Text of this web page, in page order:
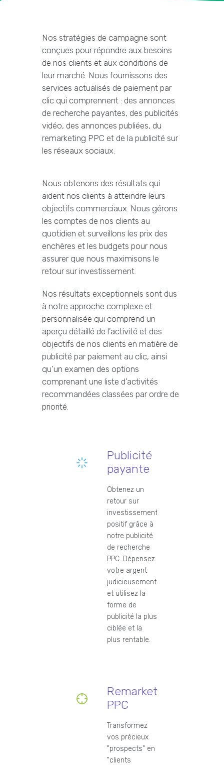
Nos stratégies de campagne sont
conçues pour répondre aux besoins
de nos clients et aux conditions de
leur marché. Nous fournissons des
services actualisés de paiement par
clic qui comprennent : des annonces
de recherche payantes, des publicités
vidéo, des annonces publiées, du
remarketing PPC et de la publicité sur
les réseaux sociaux.
Nous obtenons des résultats qui
aident nos clients à atteindre leurs
objectifs commerciaux. Nous gérons
les comptes de nos clients au
quotidien et surveillons les prix des
enchères et les budgets pour nous
assurer que nous maximisons le
retour sur investissement.
Nos résultats exceptionnels sont dus
à notre approche complexe et
personnalisée qui comprend un
aperçu détaillé de l'activité et des
objectifs de nos clients en matière de
publicité par paiement au clic, ainsi
qu'un examen des options
comprenant une liste d'activités
recommandées classées par ordre de
priorité.
Publicité
payante
Obtenez un
retour sur
investissement
positif grâce à
notre publicité
de recherche
PPC. Dépensez
votre argent
judicieusement
et utilisez la
forme de
publicité la plus
ciblée et la
plus rentable.
Remarketing
PPC
Transformez
vos précieux
"prospects" en
"clients